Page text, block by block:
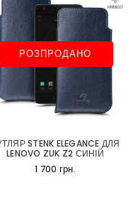
РОЗПРОДАНО
STENK ELEGANCE ДЛЯ
LENOVO ZUK Z2 СИНІЙ
1 700 грн.